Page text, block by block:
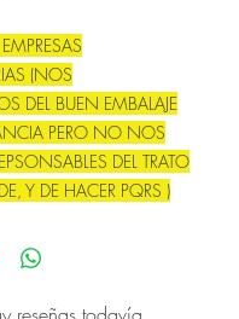
(NOS
DEL BUEN EMBALAJE
PERO NO NOS
DEL TRATO
Y DE HACER PQRS )